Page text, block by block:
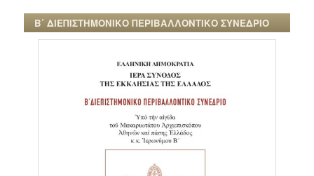
Β΄ ΔΙΕΠΙΣΤΗΜΟΝΙΚΟ ΠΕΡΙΒΑΛΛΟΝΤΙΚΟ ΣΥΝΕΔΡΙΟ